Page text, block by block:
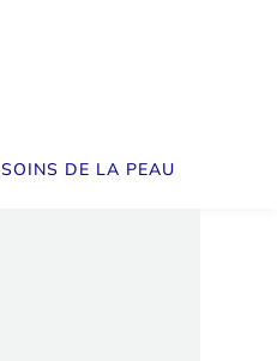
SOINS DE LA PEAU